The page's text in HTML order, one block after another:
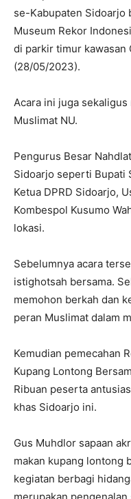
se-Kabupaten Sidoarjo
Museum Rekor
di parkir timur kawasan
(28/05/2023).
Acara ini juga
Muslimat NU.
Pengurus Besar
Sidoarjo seperti Bupati
Ketua DPRD Sidoarjo,
Kombespol Kusumo
lokasi.
Sebelumnya acara
istighotsah bersama.
memohon berkah dan
peran Muslimat dalam
Kemudian pemecahan
Kupang Lontong
Ribuan peserta
khas Sidoarjo ini.
Gus Muhdlor sapaan
makan kupang lontong
kegiatan berbagi
merupakan